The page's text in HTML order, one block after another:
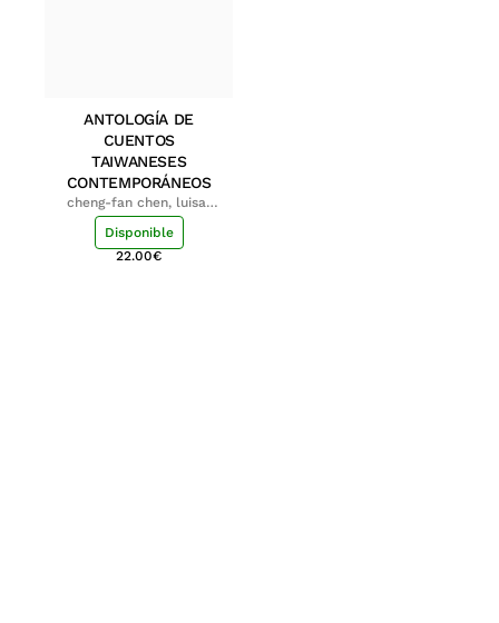
ANTOLOGÍA DE
CUENTOS
TAIWANESES
CONTEMPORÁNEOS
cheng-fan chen, luisa;
shu-ying chang, luisa
Disponible
22.00€